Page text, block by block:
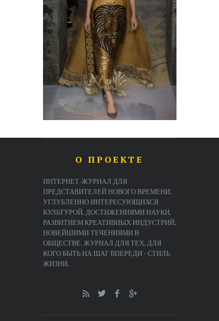
О ПРОЕКТЕ
ИНТЕРНЕТ-ЖУРНАЛ ДЛЯ
ПРЕДСТАВИТЕЛЕЙ НОВОГО ВРЕМЕНИ,
УГЛУБЛЕННО ИНТЕРЕСУЮЩИХСЯ
КУЛЬТУРОЙ, ДОСТИЖЕНИЯМИ НАУКИ,
РАЗВИТИЕМ КРЕАТИВНЫХ ИНДУСТРИЙ,
НОВЕЙШИМИ ТЕЧЕНИЯМИ В
ОБЩЕСТВЕ. ЖУРНАЛ ДЛЯ ТЕХ, ДЛЯ
КОГО БЫТЬ НА ШАГ ВПЕРЕДИ - СТИЛЬ
ЖИЗНИ.